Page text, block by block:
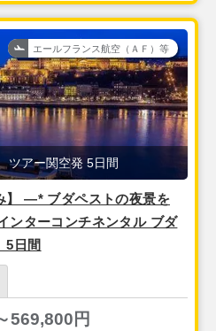
】 ―* ブダペストの夜景を
ターコンチネンタル ブダ
5日間
ツアー関空発 5日間
エールフランス航空（ＡＦ）等
569,800円